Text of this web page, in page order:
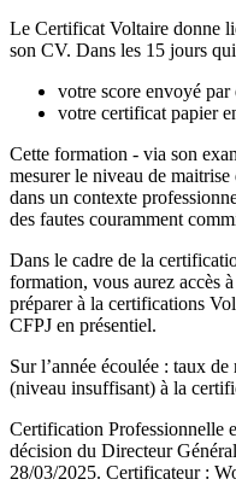
Le Certificat Voltaire donne
son CV. Dans les 15 jours
votre score envoyé par
votre certificat papier
Cette formation - via son
mesurer le niveau de
dans un contexte
des fautes couramment
Dans le cadre de la
formation, vous aurez accès
préparer à la certifications
CFPJ en présentiel.
Sur l’année écoulée : taux
(niveau insuffisant) à la
Certification Professionnelle
décision du Directeur
28/03/2025. Certificateur :